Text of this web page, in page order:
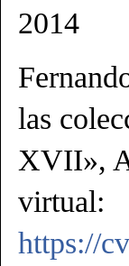
2014
las
XVII»,
virtual:
https://